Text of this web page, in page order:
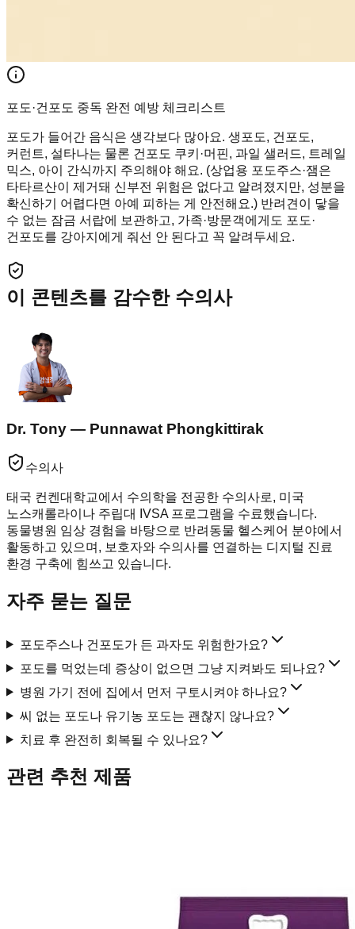
포도·건포도 중독 완전 예방 체크리스트
포도가 들어간 음식은 생각보다 많아요. 생포도, 건포도,
커런트, 설타나는 물론 건포도 쿠키·머핀, 과일 샐러드, 트레일
믹스, 아이 간식까지 주의해야 해요. (상업용 포도주스·잼은
타타르산이 제거돼 신부전 위험은 없다고 알려졌지만, 성분을
확신하기 어렵다면 아예 피하는 게 안전해요.) 반려견이 닿을
수 없는 잠금 서랍에 보관하고, 가족·방문객에게도 포도·
건포도를 강아지에게 줘선 안 된다고 꼭 알려두세요.
이 콘텐츠를 감수한 수의사
Dr. Tony — Punnawat Phongkittirak
수의사
태국 컨켄대학교에서 수의학을 전공한 수의사로, 미국
노스캐롤라이나 주립대 IVSA 프로그램을 수료했습니다.
동물병원 임상 경험을 바탕으로 반려동물 헬스케어 분야에서
활동하고 있으며, 보호자와 수의사를 연결하는 디지털 진료
환경 구축에 힘쓰고 있습니다.
자주 묻는 질문
포도주스나 건포도가 든 과자도 위험한가요?
포도를 먹었는데 증상이 없으면 그냥 지켜봐도 되나요?
병원 가기 전에 집에서 먼저 구토시켜야 하나요?
씨 없는 포도나 유기농 포도는 괜찮지 않나요?
치료 후 완전히 회복될 수 있나요?
관련 추천 제품